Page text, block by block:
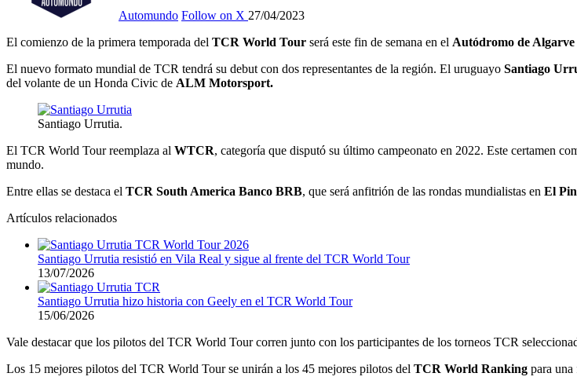
Automundo Follow on X 27/04/2023
El comienzo de la primera temporada del TCR World Tour será este fin de semana en el Autódromo de Algarve
El nuevo formato mundial de TCR tendrá su debut con dos representantes de la región. El uruguayo Santiago
del volante de un Honda Civic de ALM Motorsport.
Santiago Urrutia.
El TCR World Tour reemplaza al WTCR, categoría que disputó su último campeonato en 2022. Este certamen
mundo.
Entre ellas se destaca el TCR South America Banco BRB, que será anfitrión de las rondas mundialistas en El
Artículos relacionados
Santiago Urrutia resistió en Vila Real y sigue al frente del TCR World Tour
13/07/2026
Santiago Urrutia hizo historia con Geely en el TCR World Tour
15/06/2026
Vale destacar que los pilotos del TCR World Tour corren junto con los participantes de los torneos TCR
Los 15 mejores pilotos del TCR World Tour se unirán a los 45 mejores pilotos del TCR World Ranking para una